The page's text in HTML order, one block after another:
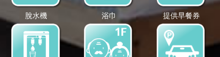
脫水機 浴巾 提供早餐券